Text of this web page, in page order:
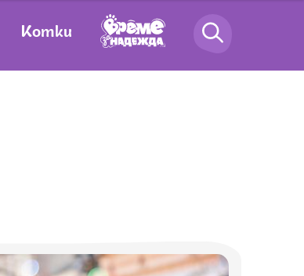
Котки